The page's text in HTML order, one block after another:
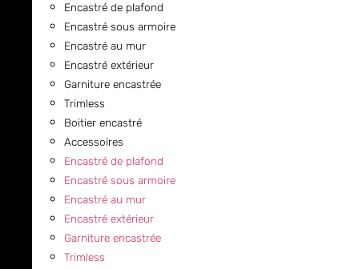
Encastré de plafond
Encastré sous armoire
Encastré au mur
Encastré extérieur
Garniture encastrée
Trimless
Boitier encastré
Accessoires
Encastré de plafond
Encastré sous armoire
Encastré au mur
Encastré extérieur
Garniture encastrée
Trimless